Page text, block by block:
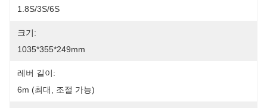
1.8S/3S/6S
크기:
1035*355*249mm
레버 길이:
6m (최대, 조절 가능)